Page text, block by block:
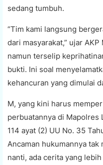
sedang tumbuh.
“Tim kami langsung
dari masyarakat,” ujar
namun terselip
bukti. Ini soal
kehancuran yang dimulai
M, yang kini harus
perbuatannya di Mapolres
114 ayat (2) UU No. 35
Ancaman hukumannya
nanti, ada cerita yang